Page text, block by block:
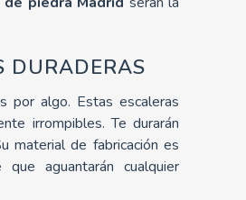
DURADERAS
por algo. Estas escaleras
irrompibles. Te durarán
material de fabricación es
aguantarán cualquier